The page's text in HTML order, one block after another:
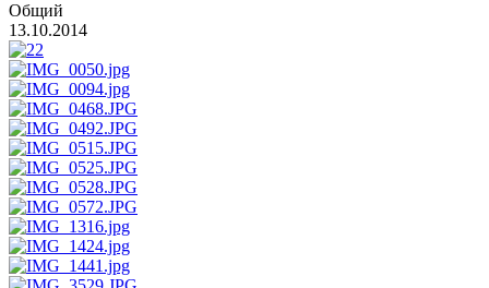
Общий
13.10.2014